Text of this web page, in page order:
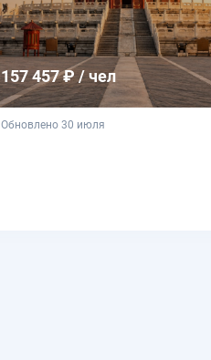
157 457 ₽ / чел
не является публичной офертой
Обновлено 30 июля